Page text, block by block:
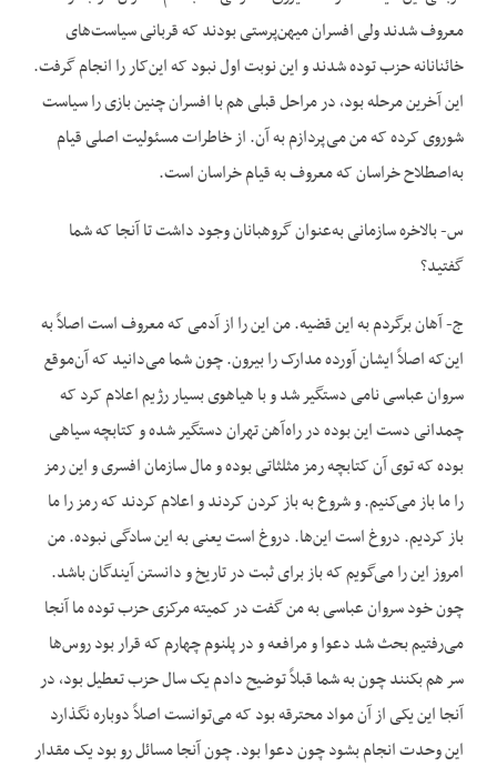
معروف شدند ولی افسران میهن‌پرستی بودند که قربانی سیاست‌های
خائنانانه حزب توده شدند و این نوبت اول نبود که این‌کار را انجام گرفت.
این آخرین مرحله بود، در مراحل قبلی هم با افسران چنین بازی را سیاست
شوروی کرده که من می‌پردازم به آن. از خاطرات مسئولیت اصلی قیام
به‌اصطلاح خراسان که معروف به قیام خراسان است.
س- بالاخره سازمانی به‌عنوان گروهبانان وجود داشت تا آنجا که شما
گفتید؟
ج- آهان برگردم به این قضیه. من این را از آدمی که معروف است اصلاً به
این‌که اصلاً ایشان آورده مدارک را بیرون. چون شما می‌دانید که آن‌موقع
سروان عباسی نامی دستگیر شد و با هیاهوی بسیار رژیم اعلام کرد که
چمدانی دست این بوده در راه‌آهن تهران دستگیر شده و کتابچه سیاهی
بوده که توی آن کتابچه رمز مثلثاتی بوده و مال سازمان افسری و این رمز
را ما باز می‌کنیم. و شروع به باز کردن کردند و اعلام کردند که رمز را ما
باز کردیم. دروغ است این‌ها. دروغ است یعنی به این سادگی نبوده. من
امروز این را می‌گویم که باز برای ثبت در تاریخ و دانستن آیندگان باشد.
چون خود سروان عباسی به من گفت در کمیته مرکزی حزب توده ما آنجا
می‌رفتیم بحث شد دعوا و مرافعه و در پلنوم چهارم که قرار بود روس‌ها
سر هم بکنند چون به شما قبلاً توضیح دادم یک سال حزب تعطیل بود، در
آنجا این یکی از آن مواد محترقه بود که می‌توانست اصلاً دوباره نگذارد
این وحدت انجام بشود چون دعوا بود. چون آنجا مسائل رو بود یک مقدار